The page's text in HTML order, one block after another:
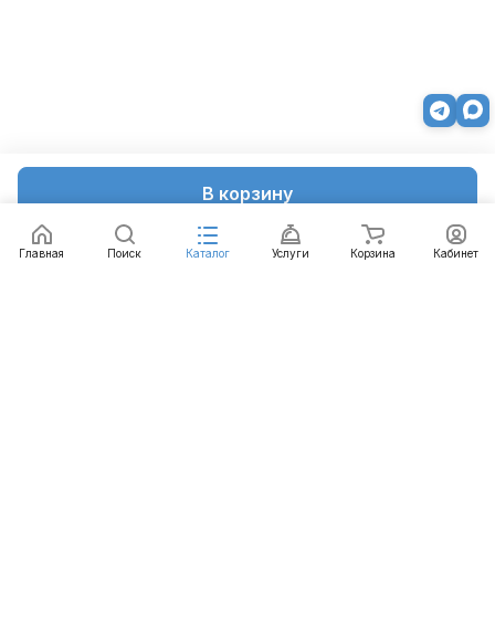
В корзину
Главная Поиск Каталог Услуги Корзина Кабинет